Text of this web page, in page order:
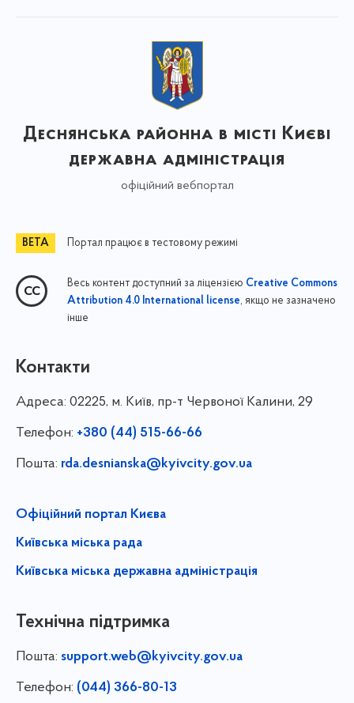
Деснянська районна в місті Києві
державна адміністрація
офіційний вебпортал
Портал працює в тестовому режимі
Весь контент доступний за ліцензією Creative Commons
Attribution 4.0 International license, якщо не зазначено
інше
Контакти
Адреса: 02225, м. Київ, пр-т Червоної Калини, 29
Телефон: +380 (44) 515-66-66
Пошта: rda.desnianska@kyivcity.gov.ua
Офіційний портал Києва
Київська міська рада
Київська міська державна адміністрація
Технічна підтримка
Пошта: support.web@kyivcity.gov.ua
Телефон: (044) 366-80-13